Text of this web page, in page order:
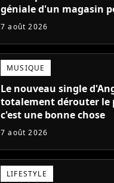
géniale d'un magasin
ruiner les revendeurs
7 août 2026
MUSIQUE
Le nouveau single
totalement dérouter le
c'est une bonne chose
7 août 2026
LIFESTYLE